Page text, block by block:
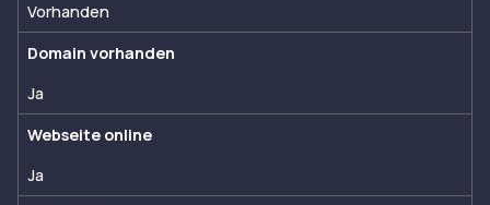
Vorhanden
Domain vorhanden
Ja
Webseite online
Ja